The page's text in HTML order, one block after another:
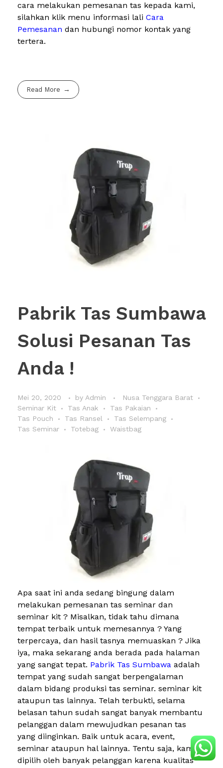
cara melakukan pemesanan tas kepada kami,
silahkan klik menu informasi lali Cara
Pemesanan dan hubungi nomor kontak yang
tertera.
Read More
Pabrik Tas Sumbawa
Solusi Pesanan Tas
Anda !
Mei 20, 2020 by Admin
Nusa Tenggara Barat
Seminar Kit
Tas Anak
Tas Pakaian
Tas Pouch
Tas Ransel
Tas Selempang
Tas Seminar
Totebag Waistbag
Apa saat ini anda sedang bingung dalam
melakukan pemesanan tas seminar dan
seminar kit ? Misalkan, tidak tahu dimana
tempat terbaik untuk memesannya ? Yang
terpercaya, dan hasil tasnya memuaskan ? Jika
iya, maka sekarang anda berada pada halaman
yang sangat tepat. Pabrik Tas Sumbawa adalah
tempat yang sudah sangat berpengalaman
dalam bidang produksi tas seminar. seminar kit
ataupun tas lainnya. Telah terbukti, selama
belasan tahun sudah sangat banyak membantu
pelanggan dalam mewujudkan pesanan tas
yang diinginkan. Baik untuk acara, event,
seminar ataupun hal lainnya. Tentu saja, kami
dipilih oleh banyak pelanggan karena kualitas